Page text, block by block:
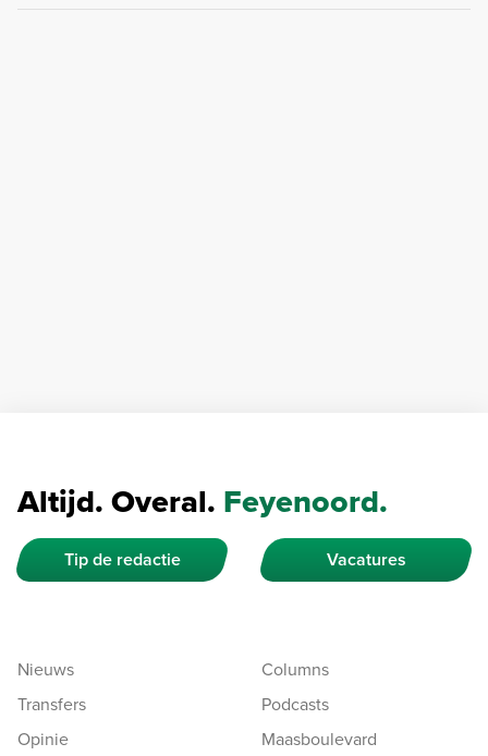
Altijd. Overal. Feyenoord.
Tip de redactie Vacatures
Nieuws
Transfers
Opinie
Columns
Podcasts
Maasboulevard